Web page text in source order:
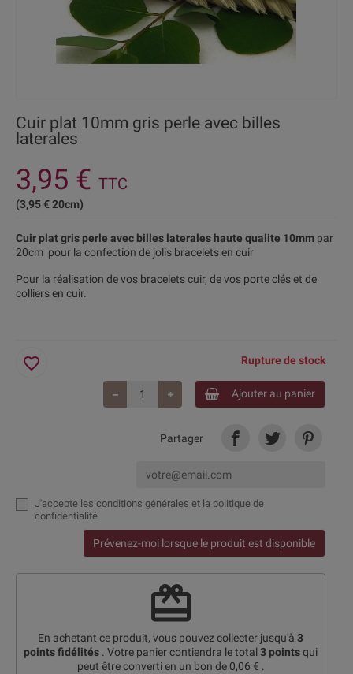
Cuir plat 10mm gris perle avec billes
laterales
3,95 € TTC
(3,95 € 20cm)
Cuir plat gris perle avec billes laterales haute qualite 10mm par
20cm pour la confection de jolis bracelets en cuir
Pour la réalisation de vos bracelets cuir, de vos porte clés et de
colliers en cuir.
Rupture de stock
Ajouter au panier
favorite_border
Partager
J'accepte les conditions générales et la politique de
confidentialité
Prévenez-moi lorsque le produit est disponible
redeem
En achetant ce produit, vous pouvez collecter jusqu'à 3
points fidélités . Votre panier contiendra le total 3 pointsqui
peut être converti en un bon de 0,06 € .